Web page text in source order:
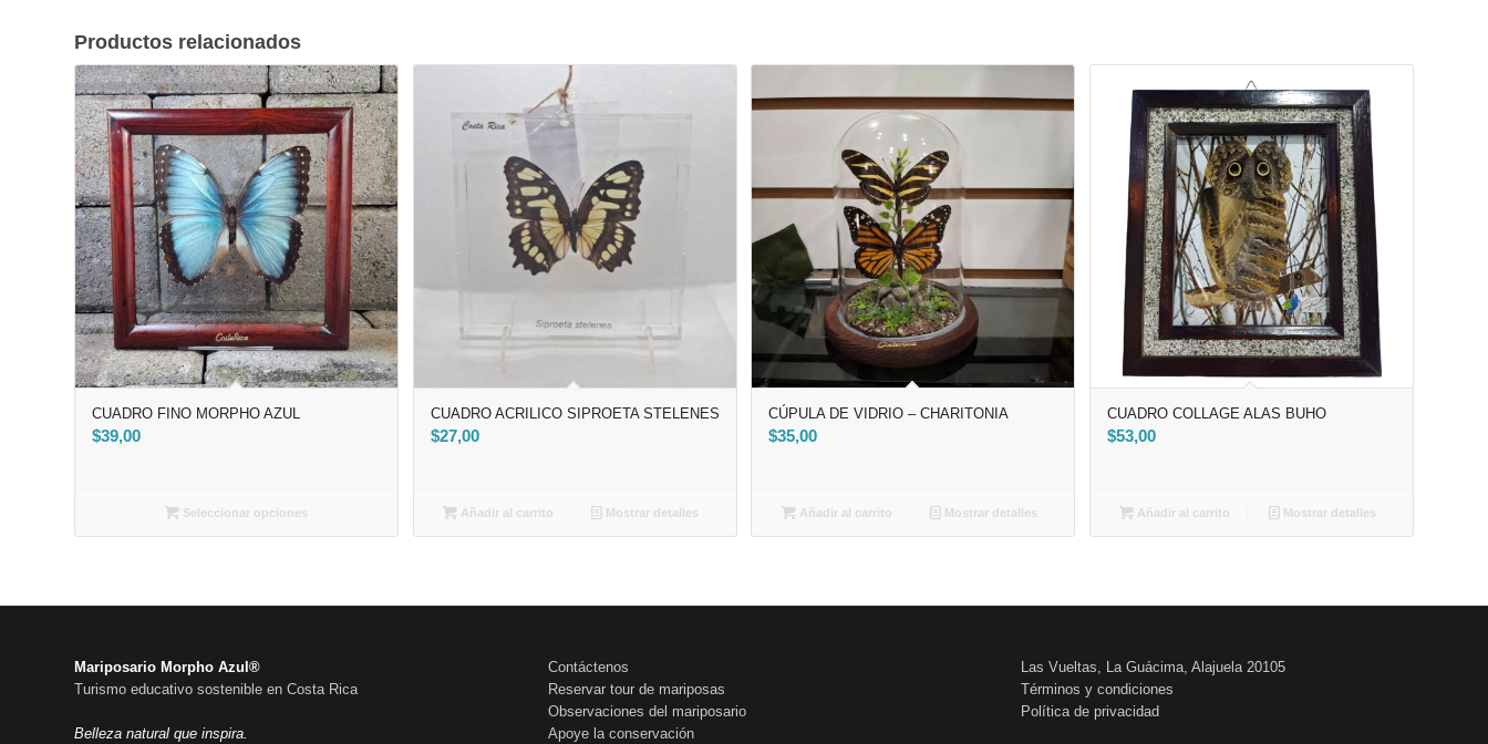
Productos relacionados
CUADRO FINO MORPHO AZUL
$39,00
Seleccionar opciones
CUADRO ACRILICO SIPROETA STELENES
$27,00
Añadir al carrito Mostrar detalles
CÚPULA DE VIDRIO – CHARITONIA
$35,00
Añadir al carrito Mostrar detalles
CUADRO COLLAGE ALAS BUHO
$53,00
Añadir al carrito Mostrar detalles
Mariposario Morpho Azul®
Turismo educativo sostenible en Costa Rica
Belleza natural que inspira.
Contáctenos
Reservar tour de mariposas
Observaciones del mariposario
Apoye la conservación
Las Vueltas, La Guácima, Alajuela 20105
Términos y condiciones
Política de privacidad